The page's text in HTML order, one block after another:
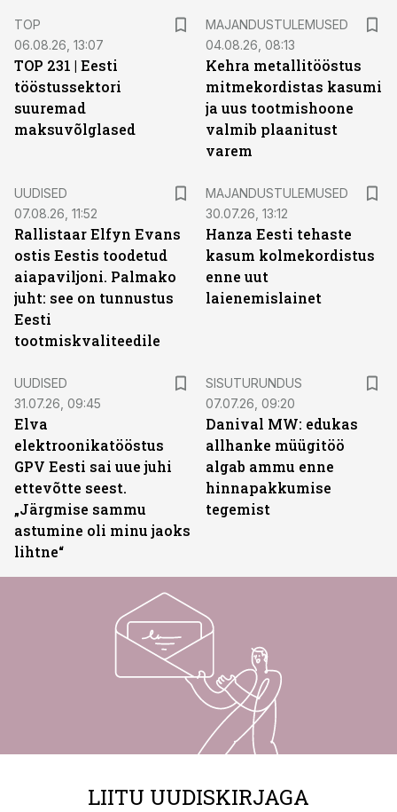
TOP
06.08.26, 13:07
TOP 231 | Eesti
tööstussektori
suuremad
maksuvõlglased
MAJANDUSTULEMUSED
04.08.26, 08:13
Kehra metallitööstus
mitmekordistas kasumi
ja uus tootmishoone
valmib plaanitust
varem
UUDISED
07.08.26, 11:52
Rallistaar Elfyn Evans
ostis Eestis toodetud
aiapaviljoni. Palmako
juht: see on tunnustus
Eesti
tootmiskvaliteedile
MAJANDUSTULEMUSED
30.07.26, 13:12
Hanza Eesti tehaste
kasum kolmekordistus
enne uut
laienemislainet
UUDISED
31.07.26, 09:45
Elva
elektroonikatööstus
GPV Eesti sai uue juhi
ettevõtte seest.
„Järgmise sammu
astumine oli minu jaoks
lihtne“
SISUTURUNDUS
07.07.26, 09:20
Danival MW: edukas
allhanke müügitöö
algab ammu enne
hinnapakkumise
tegemist
LIITU UUDISKIRJAGA